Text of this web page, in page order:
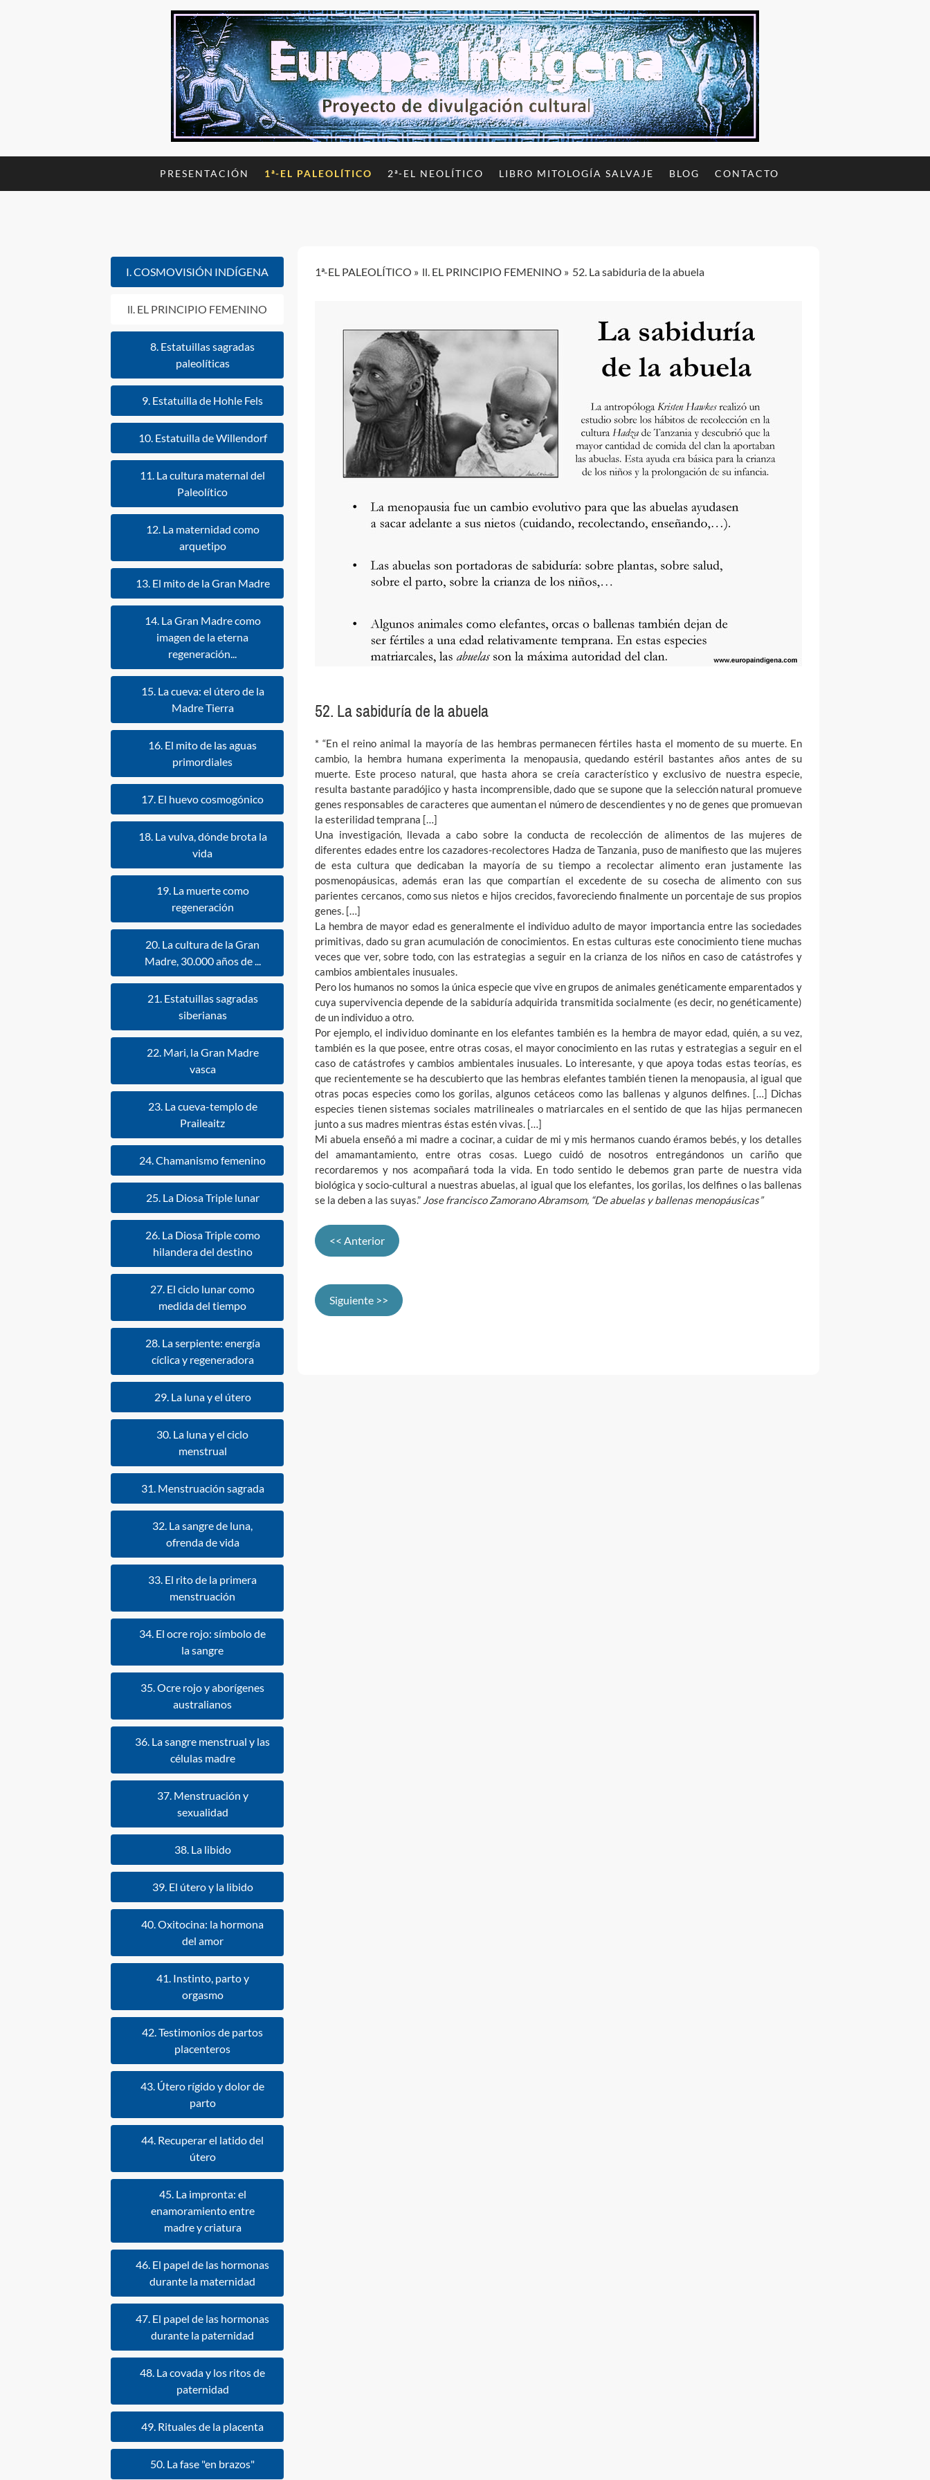
PRESENTACIÓN 1ª-EL PALEOLÍTICO 2ª-EL NEOLÍTICO LIBRO MITOLOGÍA SALVAJE BLOG CONTACTO
1ª-EL PALEOLÍTICO ll. EL PRINCIPIO FEMENINO 52. La sabiduria de la abuela
52. La sabiduría de la abuela
* “En el reino animal la mayoría de las hembras permanecen fértiles hasta el momento de su muerte. En
cambio, la hembra humana experimenta la menopausia, quedando estéril bastantes años antes de su
muerte. Este proceso natural, que hasta ahora se creía característico y exclusivo de nuestra especie,
resulta bastante paradójico y hasta incomprensible, dado que se supone que la selección natural promueve
genes responsables de caracteres que aumentan el número de descendientes y no de genes que promuevan
la esterilidad temprana […]
Una investigación, llevada a cabo sobre la conducta de recolección de alimentos de las mujeres de
diferentes edades entre los cazadores-recolectores Hadza de Tanzania, puso de manifiesto que las mujeres
de esta cultura que dedicaban la mayoría de su tiempo a recolectar alimento eran justamente las
posmenopáusicas, además eran las que compartían el excedente de su cosecha de alimento con sus
parientes cercanos, como sus nietos e hijos crecidos, favoreciendo finalmente un porcentaje de sus propios
genes. […]
La hembra de mayor edad es generalmente el individuo adulto de mayor importancia entre las sociedades
primitivas, dado su gran acumulación de conocimientos. En estas culturas este conocimiento tiene muchas
veces que ver, sobre todo, con las estrategias a seguir en la crianza de los niños en caso de catástrofes y
cambios ambientales inusuales.
Pero los humanos no somos la única especie que vive en grupos de animales genéticamente emparentados y
cuya supervivencia depende de la sabiduría adquirida transmitida socialmente (es decir, no genéticamente)
de un individuo a otro.
Por ejemplo, el individuo dominante en los elefantes también es la hembra de mayor edad, quién, a su vez,
también es la que posee, entre otras cosas, el mayor conocimiento en las rutas y estrategias a seguir en el
caso de catástrofes y cambios ambientales inusuales. Lo interesante, y que apoya todas estas teorías, es
que recientemente se ha descubierto que las hembras elefantes también tienen la menopausia, al igual que
otras pocas especies como los gorilas, algunos cetáceos como las ballenas y algunos delfines. […] Dichas
especies tienen sistemas sociales matrilineales o matriarcales en el sentido de que las hijas permanecen
junto a sus madres mientras éstas estén vivas. […]
Mi abuela enseñó a mi madre a cocinar, a cuidar de mi y mis hermanos cuando éramos bebés, y los detalles
del amamantamiento, entre otras cosas. Luego cuidó de nosotros entregándonos un cariño que
recordaremos y nos acompañará toda la vida. En todo sentido le debemos gran parte de nuestra vida
biológica y socio-cultural a nuestras abuelas, al igual que los elefantes, los gorilas, los delfines o las ballenas
se la deben a las suyas.” Jose francisco Zamorano Abramsom, “De abuelas y ballenas menopáusicas”
<< Anterior
Siguiente >>
I. COSMOVISIÓN INDÍGENA
ll. EL PRINCIPIO FEMENINO
8. Estatuillas sagradas
paleolíticas
9. Estatuilla de Hohle Fels
10. Estatuilla de Willendorf
11. La cultura maternal del
Paleolítico
12. La maternidad como
arquetipo
13. El mito de la Gran Madre
14. La Gran Madre como
imagen de la eterna
regeneración...
15. La cueva: el útero de la
Madre Tierra
16. El mito de las aguas
primordiales
17. El huevo cosmogónico
18. La vulva, dónde brota la
vida
19. La muerte como
regeneración
20. La cultura de la Gran
Madre, 30.000 años de ...
21. Estatuillas sagradas
siberianas
22. Mari, la Gran Madre
vasca
23. La cueva-templo de
Praileaitz
24. Chamanismo femenino
25. La Diosa Triple lunar
26. La Diosa Triple como
hilandera del destino
27. El ciclo lunar como
medida del tiempo
28. La serpiente: energía
cíclica y regeneradora
29. La luna y el útero
30. La luna y el ciclo
menstrual
31. Menstruación sagrada
32. La sangre de luna,
ofrenda de vida
33. El rito de la primera
menstruación
34. El ocre rojo: símbolo de
la sangre
35. Ocre rojo y aborígenes
australianos
36. La sangre menstrual y las
células madre
37. Menstruación y
sexualidad
38. La libido
39. El útero y la libido
40. Oxitocina: la hormona
del amor
41. Instinto, parto y
orgasmo
42. Testimonios de partos
placenteros
43. Útero rígido y dolor de
parto
44. Recuperar el latido del
útero
45. La impronta: el
enamoramiento entre
madre y criatura
46. El papel de las hormonas
durante la maternidad
47. El papel de las hormonas
durante la paternidad
48. La covada y los ritos de
paternidad
49. Rituales de la placenta
50. La fase "en brazos"